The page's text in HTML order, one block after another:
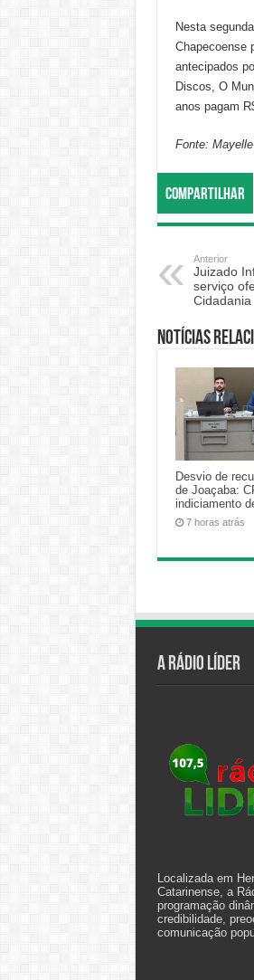
Nesta
Chapecoense
antecipados
Discos, O
anos pagam
Fonte:
Compartilhar
Anterior
Juizado
serviço
Cidadania
Notícias
Desvio de
de Joaçaba:
indiciamento
7 horas atrás
A Rádio Líder
Localizada em
Catarinense, a
programação
credibilidade,
comunicação